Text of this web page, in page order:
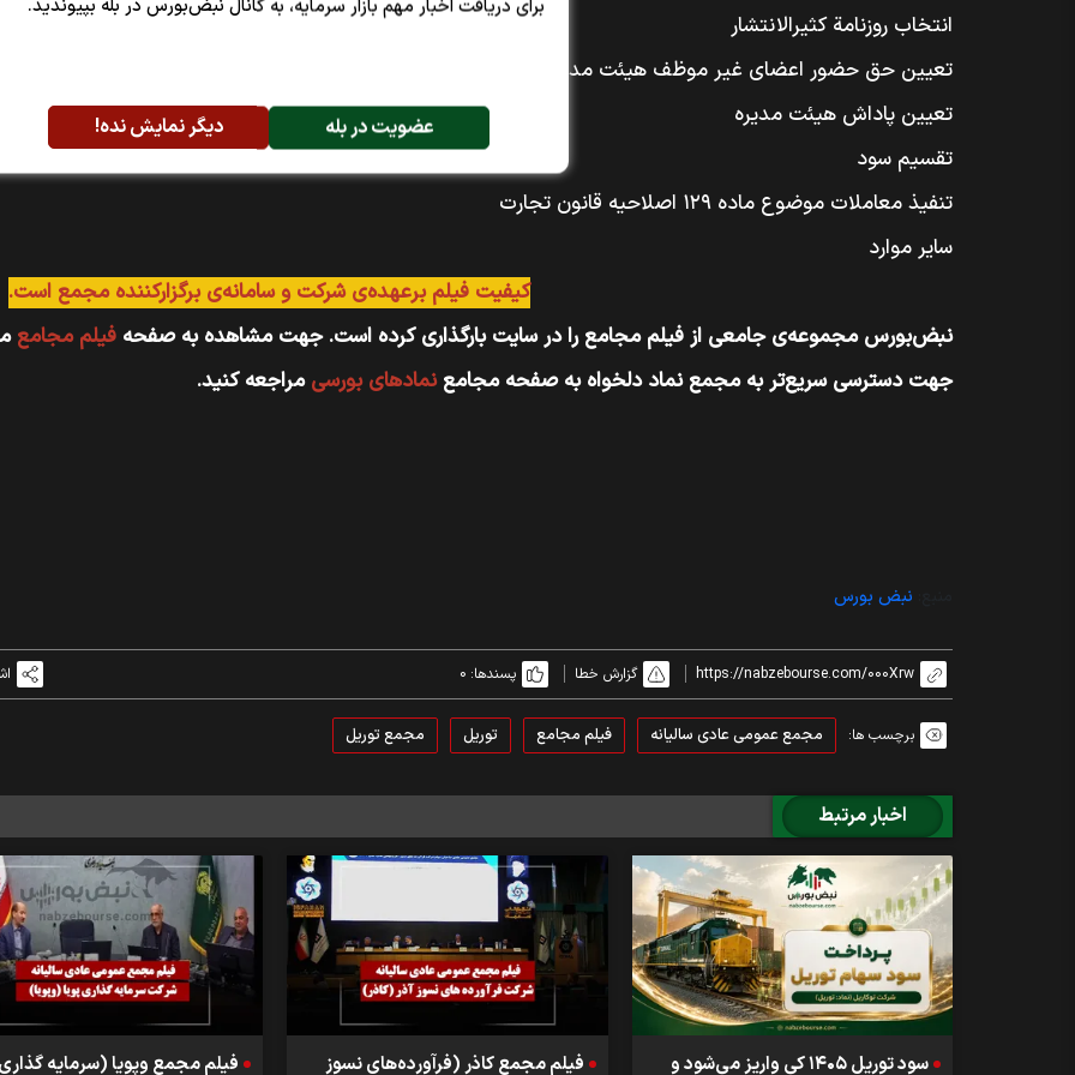
برای دریافت اخبار مهم بازار سرمایه، به کانال نبض‌بورس در بله بپیوندید.
عضویت در بله دیگر نمایش نده!
انتخاب روزنامة کثیر‌الانتشار
تعیین حق حضور اعضای غیر موظف هیئت مدیره
تعیین پاداش هیئت مدیره
تقسیم سود
تنفیذ معاملات موضوع ماده ۱۲۹ اصلاحیه قانون تجارت
سایر موارد
کیفیت فیلم برعهده‌ی شرکت و سامانه‌ی برگزارکننده مجمع است.
نبض‌بورس مجموعه‌ی جامعی از فیلم مجامع را در سایت بارگذاری کرده است. جهت مشاهده به صفحه فیلم مجامع
جهت دسترسی سریع‌تر به مجمع نماد دلخواه به صفحه مجامعنماد‌های بورسیمراجعه کنید.
نبض بورس
https://nabzebourse.com/000Xrw گزارش خطا پسندها: 0
برچسب ها: مجمع عمومی عادی سالیانه فیلم مجامع توریل مجمع توریل
اخبار مرتبط
سود توریل ۱۴۰۵ کی واریز می‌شود و فیلم مجمع کاذر (فرآورده‌های نسوز فیلم مجمع وپویا (سرمایه